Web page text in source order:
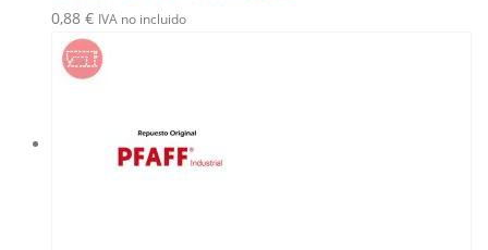
0,88 € IVA no incluido